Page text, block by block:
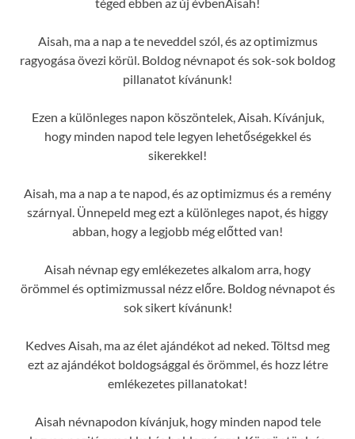
téged ebben az új évbenAisah!
Aisah, ma a nap a te neveddel szól, és az optimizmus
ragyogása övezi körül. Boldog névnapot és sok-sok boldog
pillanatot kívánunk!
Ezen a különleges napon köszöntelek, Aisah. Kívánjuk,
hogy minden napod tele legyen lehetőségekkel és
sikerekkel!
Aisah, ma a nap a te napod, és az optimizmus és a remény
szárnyal. Ünnepeld meg ezt a különleges napot, és higgy
abban, hogy a legjobb még előtted van!
Aisah névnap egy emlékezetes alkalom arra, hogy
örömmel és optimizmussal nézz előre. Boldog névnapot és
sok sikert kívánunk!
Kedves Aisah, ma az élet ajándékot ad neked. Töltsd meg
ezt az ajándékot boldogsággal és örömmel, és hozz létre
emlékezetes pillanatokat!
Aisah névnapodon kívánjuk, hogy minden napod tele